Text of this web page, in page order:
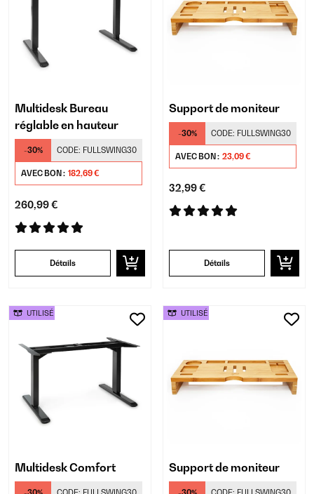
Multidesk Bureau
réglable en hauteur
-30% CODE: FULLSWING30
AVEC BON : 182,69 €
260,99 €
Détails
Support de moniteur
-30% CODE: FULLSWING30
AVEC BON : 23,09 €
32,99 €
Détails
Multidesk Comfort
UTILISÉ
Support de moniteur
UTILISÉ